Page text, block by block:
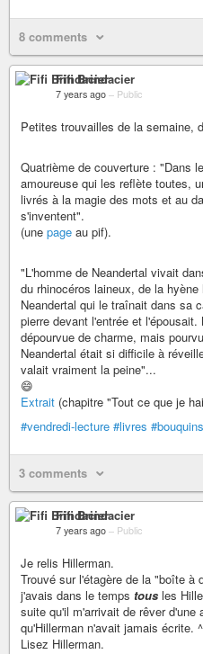
8 comments
Fifi Brindacier
7 years ago – Public
Petites trouvailles de la semaine,
Quatrième de couverture : "Dans
amoureuse qui les reflète toutes,
livrés à la magie des mots et au
s'inventent".
(une page au pif).
"L'homme de Neandertal vivait
du rhinocéros laineux, de la
Neandertal qui le traînait dans sa
pierre devant l'entrée et
dépourvue de charme, mais
Neandertal était si difficile à
valait vraiment la peine"...
😄
Extrait (chapitre "Tout ce que je
#vendredi-lecture #livres #bouquins
3 comments
Fifi Brindacier
7 years ago – Public
Je relis Hillerman.
Trouvé sur l'étagère de la "boîte
j'avais dans le temps tous les
suite qu'il m'arrivait de rêver d'une
qu'Hillerman n'avait jamais écrite.
Lisez Hillerman.